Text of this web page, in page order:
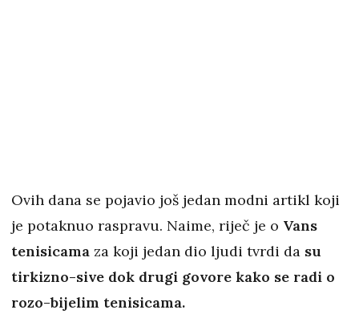
Ovih dana se pojavio još jedan modni artikl koji
je potaknuo raspravu. Naime, riječ je o Vans
tenisicama za koji jedan dio ljudi tvrdi da su
tirkizno-sive dok drugi govore kako se radi o
rozo-bijelim tenisicama.